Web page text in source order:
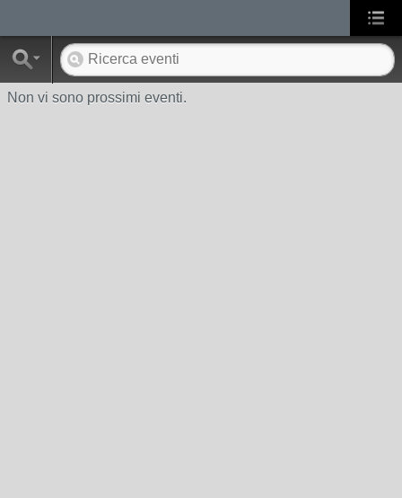
Non vi sono prossimi eventi.